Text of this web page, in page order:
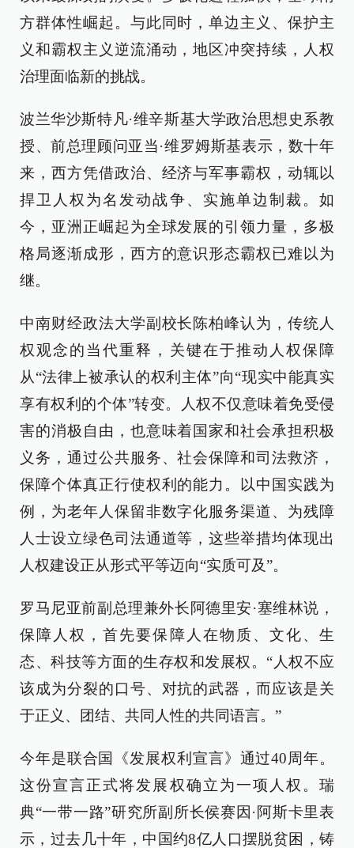
方群体性崛起。与此同时，单边主义、保护主
义和霸权主义逆流涌动，地区冲突持续，人权
治理面临新的挑战。
波兰华沙斯特凡·维辛斯基大学政治思想史系教
授、前总理顾问亚当·维罗姆斯基表示，数十年
来，西方凭借政治、经济与军事霸权，动辄以
捍卫人权为名发动战争、实施单边制裁。如
今，亚洲正崛起为全球发展的引领力量，多极
格局逐渐成形，西方的意识形态霸权已难以为
继。
中南财经政法大学副校长陈柏峰认为，传统人
权观念的当代重释，关键在于推动人权保障
从“法律上被承认的权利主体”向“现实中能真实
享有权利的个体”转变。人权不仅意味着免受侵
害的消极自由，也意味着国家和社会承担积极
义务，通过公共服务、社会保障和司法救济，
保障个体真正行使权利的能力。以中国实践为
例，为老年人保留非数字化服务渠道、为残障
人士设立绿色司法通道等，这些举措均体现出
人权建设正从形式平等迈向“实质可及”。
罗马尼亚前副总理兼外长阿德里安·塞维林说，
保障人权，首先要保障人在物质、文化、生
态、科技等方面的生存权和发展权。“人权不应
该成为分裂的口号、对抗的武器，而应该是关
于正义、团结、共同人性的共同语言。”
今年是联合国《发展权利宣言》通过40周年。
这份宣言正式将发展权确立为一项人权。瑞
典“一带一路”研究所副所长侯赛因·阿斯卡里表
示，过去几十年，中国约8亿人口摆脱贫困，铸